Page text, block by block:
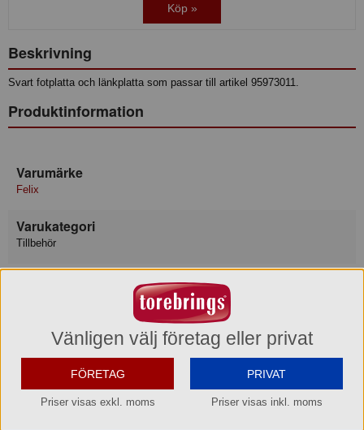
Köp »
Beskrivning
Svart fotplatta och länkplatta som passar till artikel 95973011.
Produktinformation
Varumärke
Felix
Varukategori
Tillbehör
Lev art nr
Bruttovikt
0.5 kg/förp
Vänligen välj företag eller privat
FÖRETAG
Priser visas exkl. moms
PRIVAT
Priser visas inkl. moms